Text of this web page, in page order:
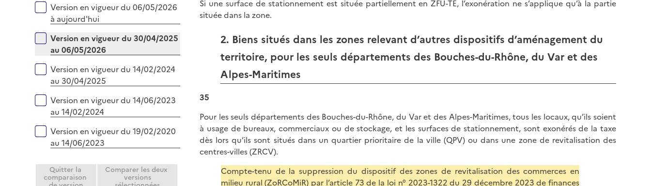
p
l
i
r
Versions sur la période
Version en vigueur du 06/05/2026
à aujourd'hui
Version en vigueur du 30/04/2025
au 06/05/2026
Version en vigueur du 14/02/2024
au 30/04/2025
Version en vigueur du 14/06/2023
au 14/02/2024
Version en vigueur du 19/02/2020
au 14/06/2023
Quitter la
comparaison
Comparer les deux
versions
Si une surface de stationnement est située partiellement en ZFU-TE, l’exonération ne s’applique qu’à la partie
située dans la zone.
2. Biens situés dans les zones relevant d’autres dispositifs d’aménagement du
territoire, pour les seuls départements des Bouches-du-Rhône, du Var et des
Alpes-Maritimes
35
Pour les seuls départements des Bouches-du-Rhône, du Var et des Alpes-Maritimes, tous les locaux, qu’ils soient
à usage de bureaux, commerciaux ou de stockage, et les surfaces de stationnement, sont exonérés de la taxe
dès lors qu’ils sont situés dans un quartier prioritaire de la ville (QPV) ou dans une zone de revitalisation des
centres-villes (ZRCV).
Compte-tenu de la suppression du dispositif des zones de revitalisation des commerces en
milieu rural (ZoRCoMiR) par l’article 73 de la loi n° 2023-1322 du 29 décembre 2023 de finances